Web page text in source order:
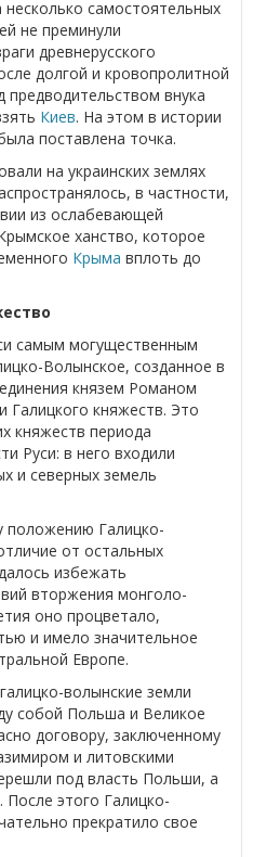
несколько самостоятельных
не преминули
древнерусского
долгой и кровопролитной
внука
Киев. На этом в истории
поставлена точка.
на украинских землях
в частности,
из ослабевающей
ханство, которое
Крыма вплоть до
самым могущественным
Волынское, созданное в
князем Романом
Галицкого княжеств. Это
княжеств периода
Руси: в него входили
и северных земель
положению Галицко-
от остальных
избежать
вторжения монголо-
оно процветало,
и имело значительное
Европе.
волынские земли
собой Польша и Великое
договору, заключенному
и литовскими
под власть Польши, а
этого Галицко-
прекратило свое